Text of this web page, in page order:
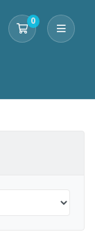
0
Votre panier